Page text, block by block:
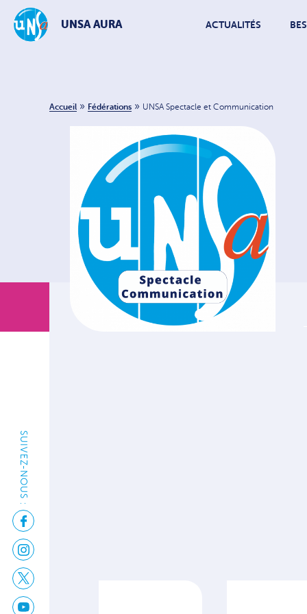
UNSA AURA ACTUALITÉS
Accueil » Fédérations » UNSA Spectacle et Communication
SUIVEZ-NOUS :